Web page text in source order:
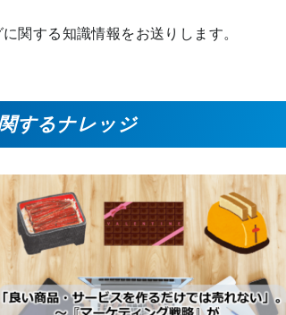
関する知識情報をお送りします。
するナレッジ